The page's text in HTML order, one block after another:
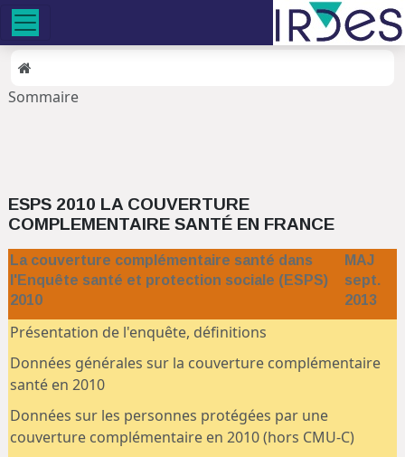
Sommaire
ESPS 2010 LA COUVERTURE
COMPLEMENTAIRE SANTÉ EN FRANCE
La couverture complémentaire santé dans
l'Enquête santé et protection sociale (ESPS)
2010
MAJ
sept.
2013
Présentation de l'enquête, définitions
Données générales sur la couverture complémentaire
santé en 2010
Données sur les personnes protégées par une
couverture complémentaire en 2010 (hors CMU-C)